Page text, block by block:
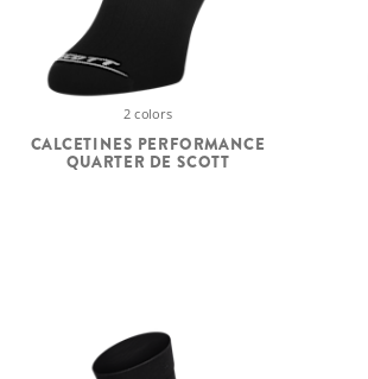
2 colors
CALCETINES PERFORMANCE
QUARTER DE SCOTT